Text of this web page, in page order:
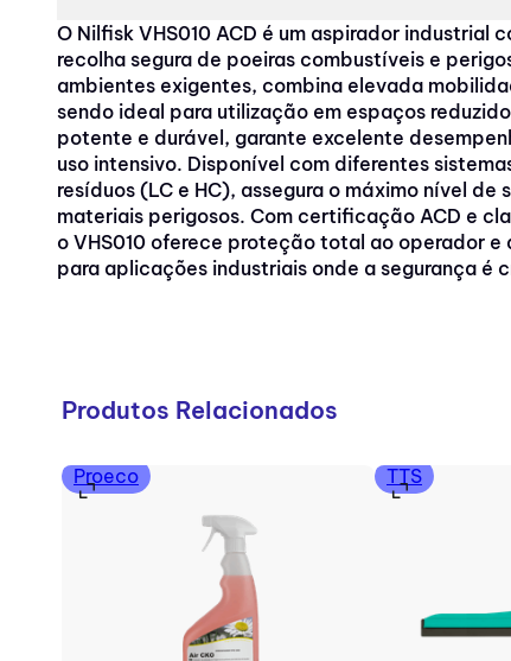
O Nilfisk VHS010 ACD é um aspirador
recolha segura de poeiras combustíveis e
ambientes exigentes, combina elevada
sendo ideal para utilização em espaços
potente e durável, garante excelente
uso intensivo. Disponível com diferentes
resíduos (LC e HC), assegura o máximo nível de
materiais perigosos. Com certificação ACD e
o VHS010 oferece proteção total ao operador
para aplicações industriais onde a segurança é
Produtos Relacionados
Proeco TTS